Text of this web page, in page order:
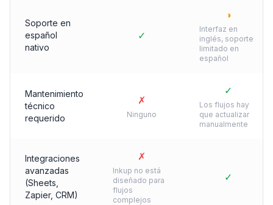
Soporte en
español
nativo
✓
◑
Interfaz en
inglés, soporte
limitado en
español
Mantenimiento
técnico
requerido
✗
Ninguno
✓
Los flujos hay
que actualizar
manualmente
Integraciones
avanzadas
(Sheets,
Zapier, CRM)
✗
Inkup no está
diseñado para
flujos
complejos
✓